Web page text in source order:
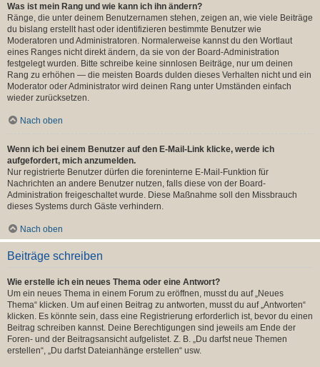
Was ist mein Rang und wie kann ich ihn ändern?
Ränge, die unter deinem Benutzernamen stehen, zeigen an, wie viele Beiträge
du bislang erstellt hast oder identifizieren bestimmte Benutzer wie
Moderatoren und Administratoren. Normalerweise kannst du den Wortlaut
eines Ranges nicht direkt ändern, da sie von der Board-Administration
festgelegt wurden. Bitte schreibe keine sinnlosen Beiträge, nur um deinen
Rang zu erhöhen — die meisten Boards dulden dieses Verhalten nicht und ein
Moderator oder Administrator wird deinen Rang unter Umständen einfach
wieder zurücksetzen.
Nach oben
Wenn ich bei einem Benutzer auf den E-Mail-Link klicke, werde ich
aufgefordert, mich anzumelden.
Nur registrierte Benutzer dürfen die foreninterne E-Mail-Funktion für
Nachrichten an andere Benutzer nutzen, falls diese von der Board-
Administration freigeschaltet wurde. Diese Maßnahme soll den Missbrauch
dieses Systems durch Gäste verhindern.
Nach oben
Beiträge schreiben
Wie erstelle ich ein neues Thema oder eine Antwort?
Um ein neues Thema in einem Forum zu eröffnen, musst du auf „Neues
Thema“ klicken. Um auf einen Beitrag zu antworten, musst du auf „Antworten“
klicken. Es könnte sein, dass eine Registrierung erforderlich ist, bevor du einen
Beitrag schreiben kannst. Deine Berechtigungen sind jeweils am Ende der
Foren- und der Beitragsansicht aufgelistet. Z. B. „Du darfst neue Themen
erstellen“, „Du darfst Dateianhänge erstellen“ usw.